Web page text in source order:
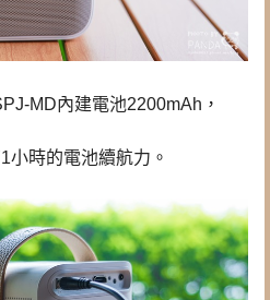
MD內建電池2200mAh，
小時的電池續航力。